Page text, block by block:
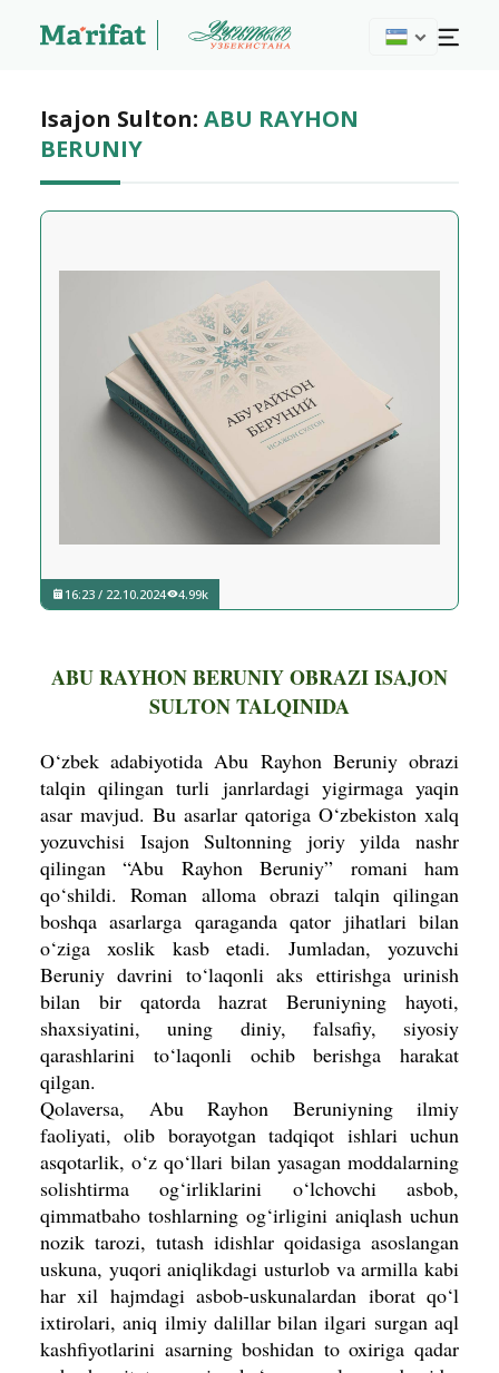
Isajon Sulton: ABU RAYHON
BERUNIY
16:23 / 22.10.2024 4.99k
ABU RAYHON BERUNIY OBRAZI ISAJON
SULTON TALQINIDA
O‘zbek adabiyotida Abu Rayhon Beruniy obrazi
talqin qilingan turli janrlardagi yigirmaga yaqin
asar mavjud. Bu asarlar qatoriga O‘zbekiston xalq
yozuvchisi Isajon Sultonning joriy yilda nashr
qilingan “Abu Rayhon Beruniy” romani ham
qo‘shildi. Roman alloma obrazi talqin qilingan
boshqa asarlarga qaraganda qator jihatlari bilan
o‘ziga xoslik kasb etadi. Jumladan, yozuvchi
Beruniy davrini to‘laqonli aks ettirishga urinish
bilan bir qatorda hazrat Beruniyning hayoti,
shaxsiyatini, uning diniy, falsafiy, siyosiy
qarashlarini to‘laqonli ochib berishga harakat
qilgan.
Qolaversa, Abu Rayhon Beruniyning ilmiy
faoliyati, olib borayotgan tadqiqot ishlari uchun
asqotarlik, o‘z qo‘llari bilan yasagan moddalarning
solishtirma og‘irliklarini o‘lchovchi asbob,
qimmatbaho toshlarning og‘irligini aniqlash uchun
nozik tarozi, tutash idishlar qoidasiga asoslangan
uskuna, yuqori aniqlikdagi usturlob va armilla kabi
har xil hajmdagi asbob-uskunalardan iborat qo‘l
ixtirolari, aniq ilmiy dalillar bilan ilgari surgan aql
kashfiyotlarini asarning boshidan to oxiriga qadar